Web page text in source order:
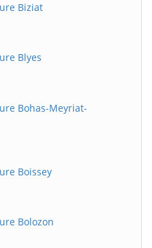
Biziat
Blyes
Bohas-Meyriat-
Boissey
Bolozon